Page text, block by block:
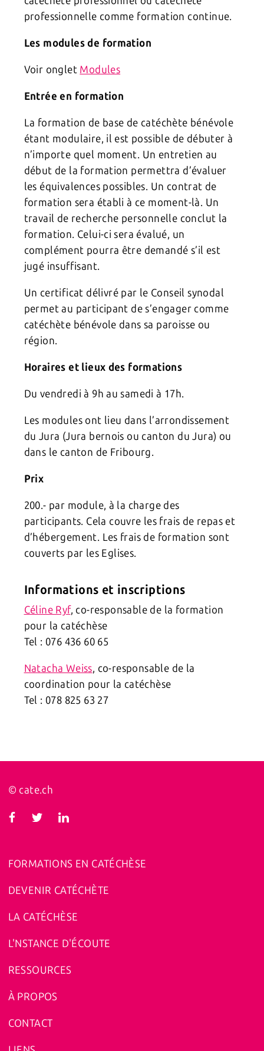
professionnelle comme formation continue.
Les modules de formation
Voir onglet Modules
Entrée en formation
La formation de base de catéchète bénévole
étant modulaire, il est possible de débuter à
n’importe quel moment. Un entretien au
début de la formation permettra d’évaluer
les équivalences possibles. Un contrat de
formation sera établi à ce moment-là. Un
travail de recherche personnelle conclut la
formation. Celui-ci sera évalué, un
complément pourra être demandé s’il est
jugé insuffisant.
Un certificat délivré par le Conseil synodal
permet au participant de s’engager comme
catéchète bénévole dans sa paroisse ou
région.
Horaires et lieux des formations
Du vendredi à 9h au samedi à 17h.
Les modules ont lieu dans l’arrondissement
du Jura (Jura bernois ou canton du Jura) ou
dans le canton de Fribourg.
Prix
200.- par module, à la charge des
participants. Cela couvre les frais de repas et
d’hébergement. Les frais de formation sont
couverts par les Eglises.
Informations et inscriptions
Céline Ryf, co-responsable de la formation
pour la catéchèse
Tel : 076 436 60 65
Natacha Weiss, co-responsable de la
coordination pour la catéchèse
Tel : 078 825 63 27
© cate.ch
FORMATIONS EN CATÉCHÈSE
DEVENIR CATÉCHÈTE
LA CATÉCHÈSE
L'NSTANCE D'ÉCOUTE
RESSOURCES
À PROPOS
CONTACT